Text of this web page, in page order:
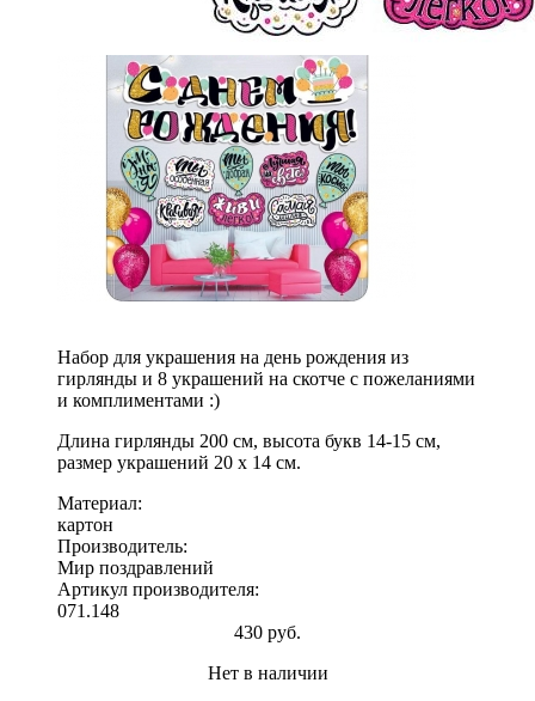
Набор для украшения на день рождения из
гирлянды и 8 украшений на скотче с пожеланиями
и комплиментами :)
Длина гирлянды 200 см, высота букв 14-15 см,
размер украшений 20 х 14 см.
Материал:
картон
Производитель:
Мир поздравлений
Артикул производителя:
071.148
430 руб.
Нет в наличии